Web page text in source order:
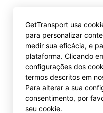
GetTransport usa
para personalizar
medir sua eficácia, e
plataforma. Clicando
configurações dos
termos descritos em
Para alterar a sua
consentimento, por
seu cookie.